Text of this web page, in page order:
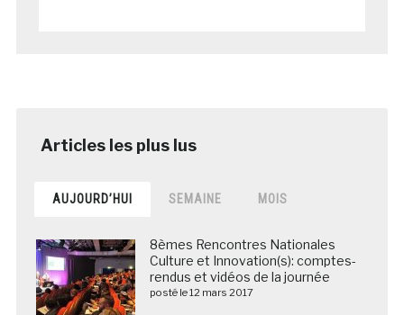
AUJOURD’HUI SEMAINE MOIS
8èmes Rencontres Nationales
Culture et Innovation(s): comptes-
rendus et vidéos de la journée
posté le 12 mars 2017